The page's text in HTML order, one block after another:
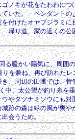
ノキが花をたわわに
いた。 ペンダントの
付けたオヤブジラミ
帰り道、家の近くの公
暖かい陽気に、周囲
を兼ね、再び訪れた
、周辺の田圃では、
中、太公望が釣り糸を
やタツナミソウにも
跡の森は緑の風が爽
会うため。